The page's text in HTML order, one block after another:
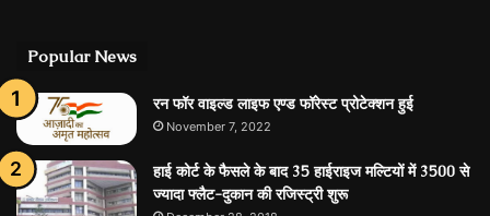
Popular News
रन फॉर वाइल्ड लाइफ एण्ड फॉरेस्ट प्रोटेक्शन हुई
November 7, 2022
हाई कोर्ट के फैसले के बाद 35 हाईराइज मल्टियों में 3500 से
ज्यादा फ्लैट-दुकान की रजिस्ट्री शुरू